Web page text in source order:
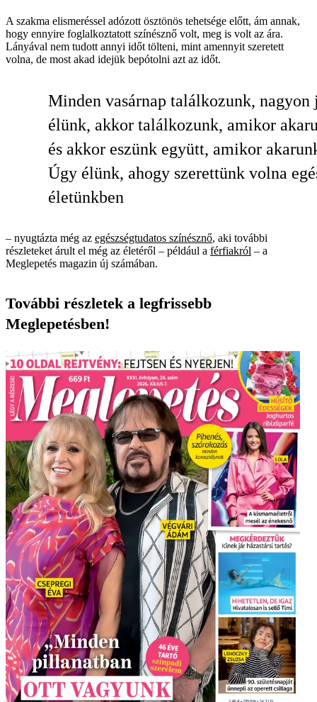
A szakma elismeréssel adózott ösztönös tehetsége előtt, ám annak,
hogy ennyire foglalkoztatott színésznő volt, meg is volt az ára.
Lányával nem tudott annyi időt tölteni, mint amennyit szeretett
volna, de most akad idejük bepótolni azt az időt.
Minden vasárnap találkozunk, nagyon
élünk, akkor találkozunk, amikor
és akkor eszünk együtt, amikor
Úgy élünk, ahogy szerettünk volna
életünkben
– nyugtázta még az egészségtudatos színésznő, aki további
részleteket árult el még az életéről – például a férfiakról – a
Meglepetés magazin új számában.
További részletek a legfrissebb
Meglepetésben!